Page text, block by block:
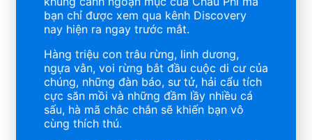
bạn chỉ được xem qua kênh Discovery
nay hiện ra ngay trước mắt.
Hàng triệu con trâu rừng, linh dương,
ngựa vằn, voi rừng bắt đầu cuộc di cư của
chúng, những đàn báo, sư tử, hải cẩu tích
cực săn mồi và những đầm lầy nhiều cá
sấu, hà mã chắc chắn sẽ khiến bạn vô
cùng thích thú.